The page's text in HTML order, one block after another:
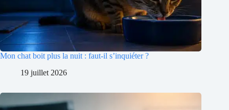
Mon chat boit plus la nuit : faut-il s’inquiéter ?
19 juillet 2026